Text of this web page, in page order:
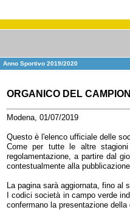
Anno Sportivo 2019/2020
ORGANICO DEL
Modena, 01/07/2019
Questo è l'elenco ufficiale delle
Come per tutte le altre
regolamentazione, a partire dal
contestualmente alla
La pagina sarà aggiornata, fino al
I codici società in campo verde
confermano la presentazione